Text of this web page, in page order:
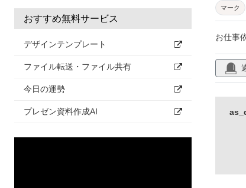
おすすめ無料サービス
デザインテンプレート
ファイル転送・ファイル共有
今日の運勢
プレゼン資料作成AI
マーク
お仕事